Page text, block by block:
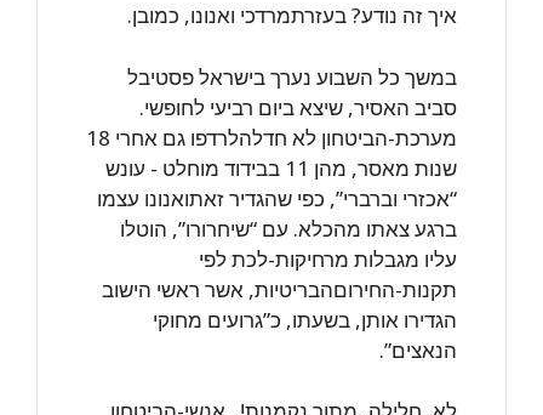
איך זה נודע? בעזרתמרדכי ואנונו, כמובן.
במשך כל השבוע נערך בישראל פסטיבל
סביב האסיר, שיצא ביום רביעי לחופשי.‏ ‏
מערכת-הביטחון לא חדלהלרדפו גם אחרי 18
שנות מאסר, מהן 11 בבידוד מוחלט ‏‎-‎‏ ‏עונש
“אכזרי וברברי”, כפי שהגדיר זאתואנונו עצמו
ברגע צאתו מהכלא. עם “שיחרורו”, ‏הוטלו
עליו מגבלות מרחיקות-לכת לפי
תקנות-החירוםהבריטיות, אשר ראשי הישוב
הגדירו ‏אותן, בשעתו, כ”גרועים מחוקי
הנאצים”.